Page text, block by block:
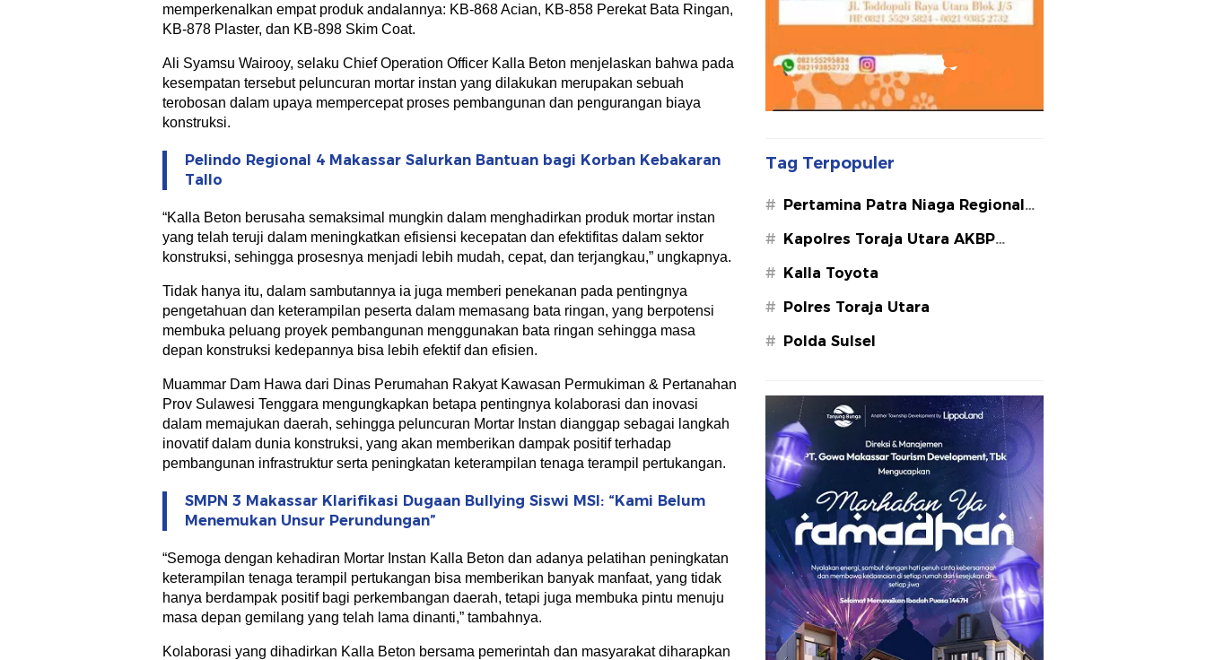
memperkenalkan empat produk andalannya: KB-868 Acian, KB-858 Perekat Bata Ringan,
KB-878 Plaster, dan KB-898 Skim Coat.
Ali Syamsu Wairooy, selaku Chief Operation Officer Kalla Beton menjelaskan bahwa pada
kesempatan tersebut peluncuran mortar instan yang dilakukan merupakan sebuah
terobosan dalam upaya mempercepat proses pembangunan dan pengurangan biaya
konstruksi.
Pelindo Regional 4 Makassar Salurkan Bantuan bagi Korban Kebakaran
Tallo
“Kalla Beton berusaha semaksimal mungkin dalam menghadirkan produk mortar instan
yang telah teruji dalam meningkatkan efisiensi kecepatan dan efektifitas dalam sektor
konstruksi, sehingga prosesnya menjadi lebih mudah, cepat, dan terjangkau,” ungkapnya.
Tidak hanya itu, dalam sambutannya ia juga memberi penekanan pada pentingnya
pengetahuan dan keterampilan peserta dalam memasang bata ringan, yang berpotensi
membuka peluang proyek pembangunan menggunakan bata ringan sehingga masa
depan konstruksi kedepannya bisa lebih efektif dan efisien.
Muammar Dam Hawa dari Dinas Perumahan Rakyat Kawasan Permukiman & Pertanahan
Prov Sulawesi Tenggara mengungkapkan betapa pentingnya kolaborasi dan inovasi
dalam memajukan daerah, sehingga peluncuran Mortar Instan dianggap sebagai langkah
inovatif dalam dunia konstruksi, yang akan memberikan dampak positif terhadap
pembangunan infrastruktur serta peningkatan keterampilan tenaga terampil pertukangan.
SMPN 3 Makassar Klarifikasi Dugaan Bullying Siswi MSI: “Kami Belum
Menemukan Unsur Perundungan”
“Semoga dengan kehadiran Mortar Instan Kalla Beton dan adanya pelatihan peningkatan
keterampilan tenaga terampil pertukangan bisa memberikan banyak manfaat, yang tidak
hanya berdampak positif bagi perkembangan daerah, tetapi juga membuka pintu menuju
masa depan gemilang yang telah lama dinanti,” tambahnya.
Kolaborasi yang dihadirkan Kalla Beton bersama pemerintah dan masyarakat diharapkan
Tag Terpopuler
# Pertamina Patra Niaga Regional
# Kapolres Toraja Utara AKBP
M.Si
# Kalla Toyota
# Polres Toraja Utara
# Polda Sulsel